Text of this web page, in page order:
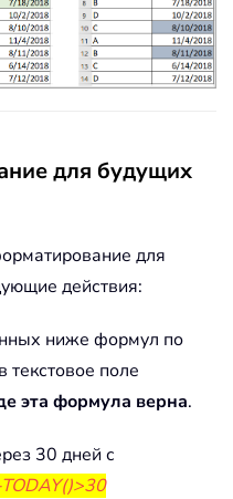
для будущих
для
действия:
ниже формул по
текстовое поле
эта формула верна.
30 дней с